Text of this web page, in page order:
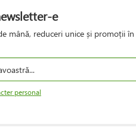
e
mână, reduceri unice și promoții
personal